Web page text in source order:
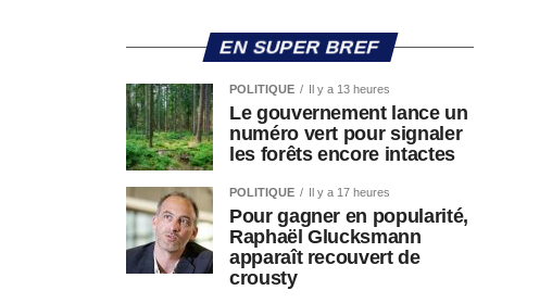
EN SUPER BREF
POLITIQUE Il y a 13 heures
Le gouvernement lance un
numéro vert pour signaler
les forêts encore intactes
POLITIQUE Il y a 17 heures
Pour gagner en popularité,
Raphaël Glucksmann
apparaît recouvert de
crousty